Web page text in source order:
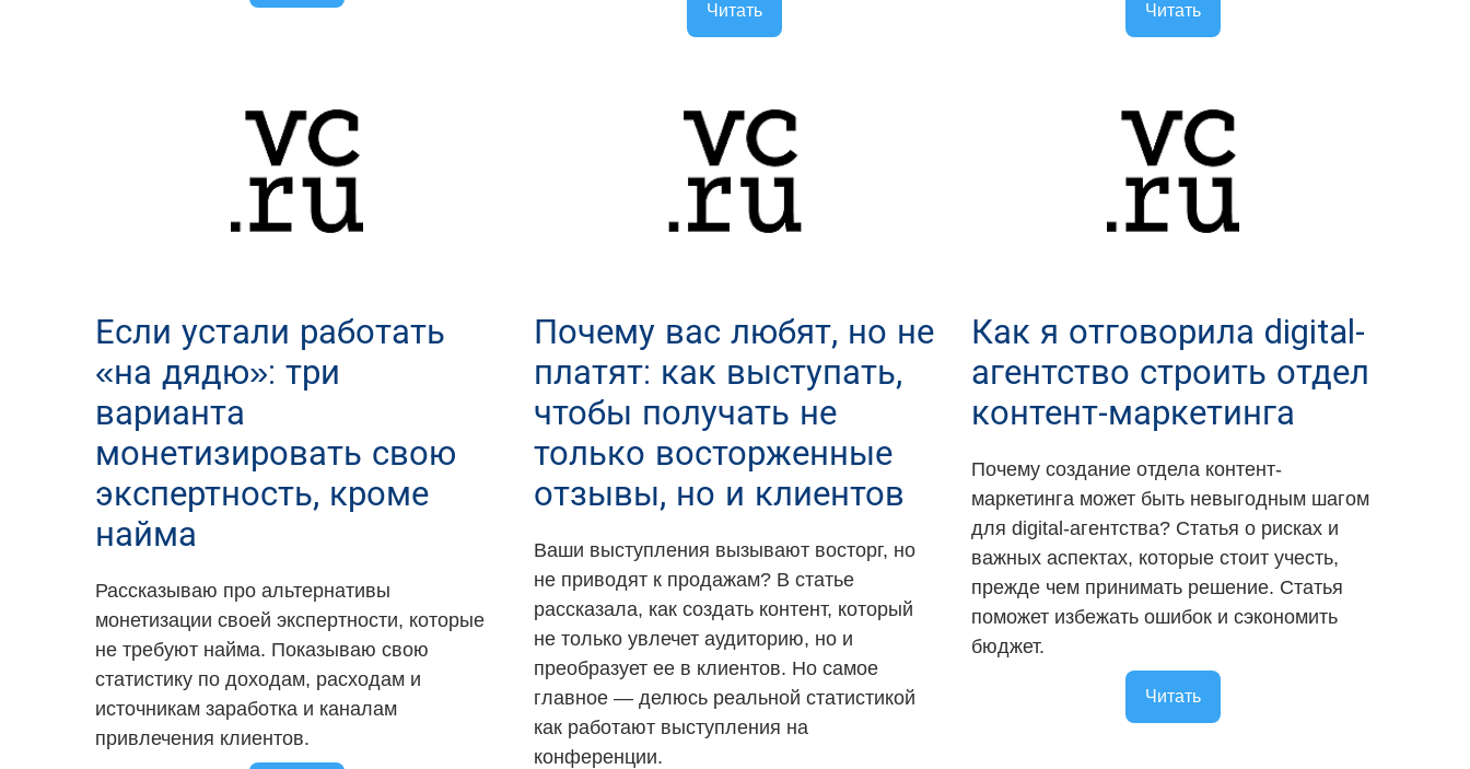
Читать Читать
Если устали работать
«на дядю»: три
варианта
монетизировать свою
экспертность, кроме
найма
Рассказываю про альтернативы
монетизации своей экспертности, которые
не требуют найма. Показываю свою
статистику по доходам, расходам и
источникам заработка и каналам
привлечения клиентов.
Почему вас любят, но не
платят: как выступать,
чтобы получать не
только восторженные
отзывы, но и клиентов
Ваши выступления вызывают восторг, но
не приводят к продажам? В статье
рассказала, как создать контент, который
не только увлечет аудиторию, но и
преобразует ее в клиентов. Но самое
главное — делюсь реальной статистикой
как работают выступления на
конференции.
Как я отговорила digital-
агентство строить отдел
контент-маркетинга
Почему создание отдела контент-
маркетинга может быть невыгодным шагом
для digital-агентства? Статья о рисках и
важных аспектах, которые стоит учесть,
прежде чем принимать решение. Статья
поможет избежать ошибок и сэкономить
бюджет.
Читать